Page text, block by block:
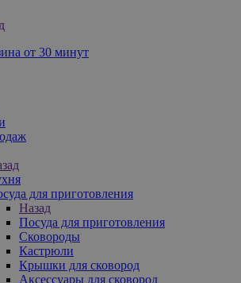
от 30 минут
для приготовления
Назад
Посуда для приготовления
Сковороды
Кастрюли
Крышки для сковород
Аксессуары для сковород